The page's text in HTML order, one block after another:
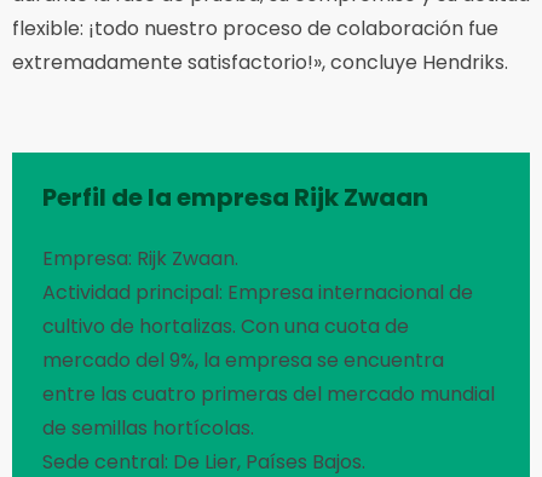
flexible: ¡todo nuestro proceso de colaboración fue
extremadamente satisfactorio!», concluye Hendriks.
Perfil de la empresa Rijk Zwaan
Empresa: Rijk Zwaan.
Actividad principal: Empresa internacional de
cultivo de hortalizas. Con una cuota de
mercado del 9%, la empresa se encuentra
entre las cuatro primeras del mercado mundial
de semillas hortícolas.
Sede central: De Lier, Países Bajos.